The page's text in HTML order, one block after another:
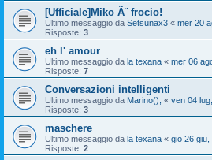
[Ufficiale]Miko Ã¨ frocio!
Ultimo messaggio da Setsunax3 « mer 20
Risposte: 3
eh l' amour
Ultimo messaggio da la texana « mer 06
Risposte: 7
Conversazioni intelligenti
Ultimo messaggio da Marino(); « ven 04
Risposte: 3
maschere
Ultimo messaggio da la texana « gio 26
Risposte: 2